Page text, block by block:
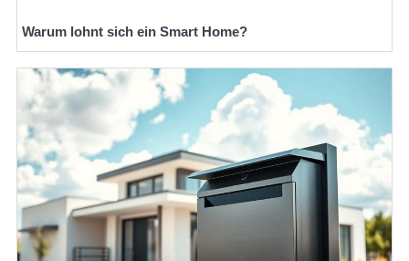
Warum lohnt sich ein Smart Home?